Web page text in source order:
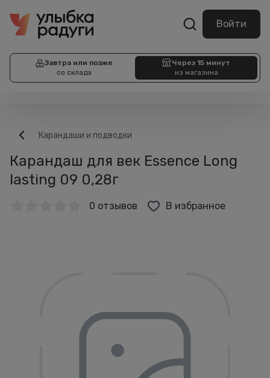
Войти
Завтра или позже
со склада
Через 15 минут
из магазина
Карандаши и подводки
Карандаш для век Essence Long
lasting 09 0,28г
0 отзывов В избранное